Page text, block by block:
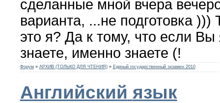
сделанные мной вчера
варианта, ...не подготовка )))
это я? Да к тому, что если Вы
знаете, именно знаете (!
Форум » АРХИВ (ТОЛЬКО ДЛЯ ЧТЕНИЯ) » Единый государственный экзамен 2010
Английский язык